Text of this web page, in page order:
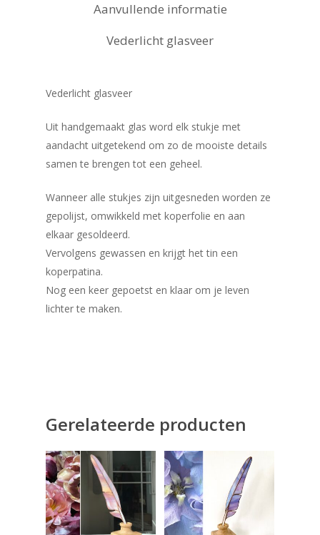
Aanvullende informatie
Vederlicht glasveer
Vederlicht glasveer
Uit handgemaakt glas word elk stukje met
aandacht uitgetekend om zo de mooiste details
samen te brengen tot een geheel.
​Wanneer alle stukjes zijn uitgesneden worden ze
gepolijst, omwikkeld met koperfolie en aan
elkaar gesoldeerd.
Vervolgens gewassen en krijgt het tin een
koperpatina.
Nog een keer gepoetst en klaar om je leven
lichter te maken.
Gerelateerde producten